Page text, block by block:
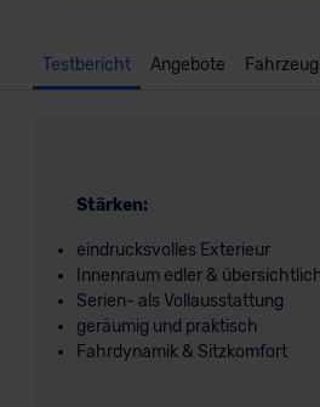
Testbericht Angebote
Stärken:
eindrucksvolles Exterieur
Innenraum edler &
Serien- als Vollausstattung
geräumig und praktisch
Fahrdynamik & Sitzkomfort